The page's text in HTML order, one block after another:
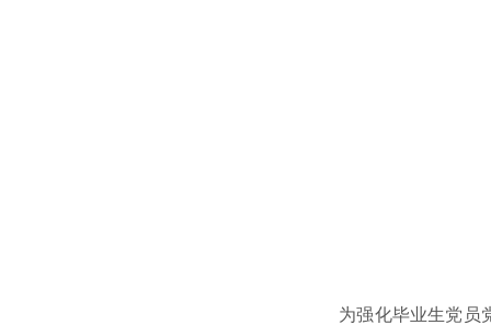
为强化毕业生党员